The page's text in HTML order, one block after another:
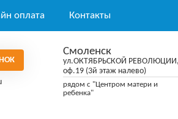
оплата Контакты
Смоленск
ул.ОКТЯБРЬСКОЙ
оф.19 (3й этаж налево)
рядом с "Центром матери и
ребенка"